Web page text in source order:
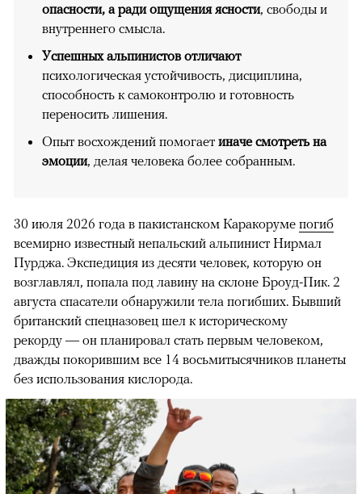
опасности, а ради ощущения ясности, свободы и
внутреннего смысла.
Успешных альпинистов отличают
психологическая устойчивость, дисциплина,
способность к самоконтролю и готовность
переносить лишения.
Опыт восхождений помогает иначе смотреть на
эмоции, делая человека более собранным.
30 июля 2026 года в пакистанском Каракоруме погиб
всемирно известный непальский альпинист Нирмал
Пурджа. Экспедиция из десяти человек, которую он
возглавлял, попала под лавину на склоне Броуд-Пик. 2
августа спасатели обнаружили тела погибших. Бывший
британский спецназовец шел к историческому
рекорду — он планировал стать первым человеком,
дважды покорившим все 14 восьмитысячников планеты
без использования кислорода.